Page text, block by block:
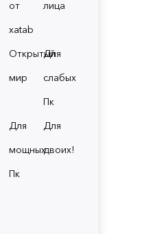
от
xatab
лица
Открытый
мир
Для
слабых
Пк
Для
мощных
Пк
Для
двоих!